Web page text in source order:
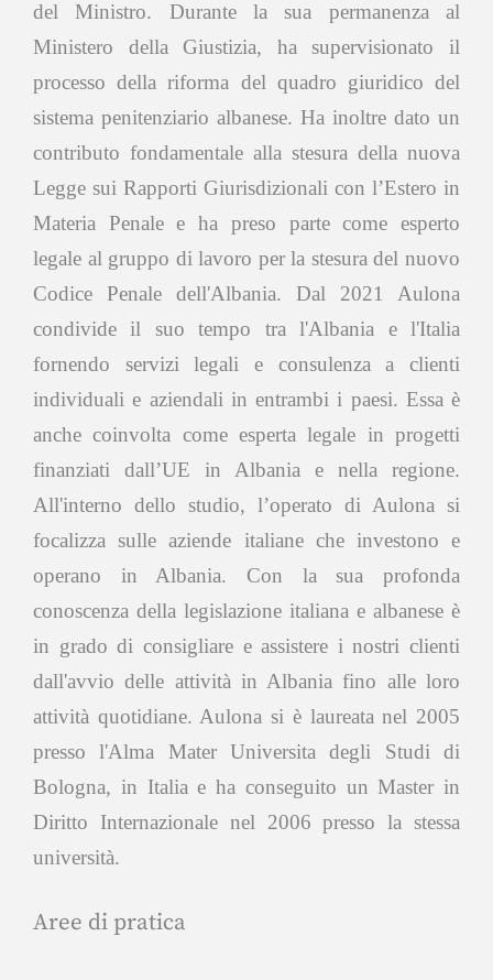
del Ministro. Durante la sua permanenza al
Ministero della Giustizia, ha supervisionato il
processo della riforma del quadro giuridico del
sistema penitenziario albanese. Ha inoltre dato un
contributo fondamentale alla stesura della nuova
Legge sui Rapporti Giurisdizionali con l’Estero in
Materia Penale e ha preso parte come esperto
legale al gruppo di lavoro per la stesura del nuovo
Codice Penale dell'Albania. Dal 2021 Aulona
condivide il suo tempo tra l'Albania e l'Italia
fornendo servizi legali e consulenza a clienti
individuali e aziendali in entrambi i paesi. Essa è
anche coinvolta come esperta legale in progetti
finanziati dall’UE in Albania e nella regione.
All'interno dello studio, l’operato di Aulona si
focalizza sulle aziende italiane che investono e
operano in Albania. Con la sua profonda
conoscenza della legislazione italiana e albanese è
in grado di consigliare e assistere i nostri clienti
dall'avvio delle attività in Albania fino alle loro
attività quotidiane. Aulona si è laureata nel 2005
presso l'Alma Mater Universita degli Studi di
Bologna, in Italia e ha conseguito un Master in
Diritto Internazionale nel 2006 presso la stessa
università.
Aree di pratica